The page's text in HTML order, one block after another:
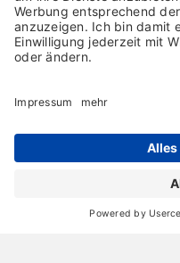
Markenpartner